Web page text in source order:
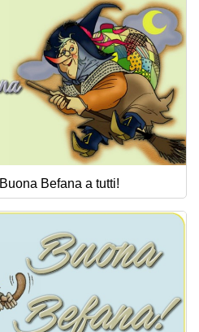
Befana a tutti!